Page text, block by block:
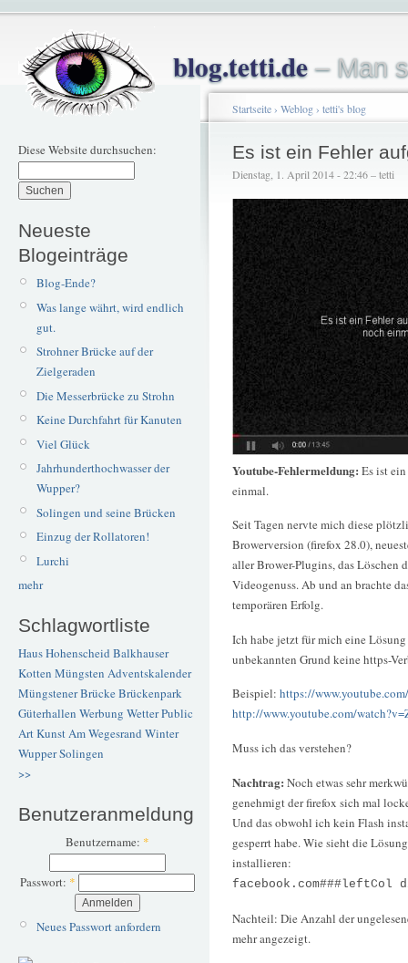
blog.tetti.de– Man
Diese Website durchsuchen:
Neueste
Blogeinträge
Blog-Ende?
Was lange währt, wird endlich
gut.
Strohner Brücke auf der
Zielgeraden
Die Messerbrücke zu Strohn
Keine Durchfahrt für Kanuten
Viel Glück
Jahrhunderthochwasser der
Wupper?
Solingen und seine Brücken
Einzug der Rollatoren!
Lurchi
mehr
Schlagwortliste
Haus Hohenscheid Balkhauser
Kotten Müngsten Adventskalender
Müngstener BrückeBrückenpark
Güterhallen Werbung WetterPublic
ArtKunstAm Wegesrand Winter
WupperSolingen
>>
Benutzeranmeldung
Benutzername: *
Passwort: *
Neues Passwort anfordern
Startseite› Weblog› tetti's blog
Es ist ein Fehler
Dienstag, 1. April 2014 - 22:46 – tetti
Youtube-Fehlermeldung: Es ist
einmal.
Seit Tagen nervte mich diese
Browerversion (firefox 28.0),
aller Brower-Plugins, das Löschen
Videogenuss. Ab und an brachte
temporären Erfolg.
Ich habe jetzt für mich eine
unbekannten Grund keine https-
Beispiel: https://
http://www.youtube.com/
Muss ich das verstehen?
Nachtrag: Noch etwas sehr
genehmigt der firefox sich mal
Und das obwohl ich kein Flash
gesperrt habe. Wie sieht die
installieren:
Nachteil: Die Anzahl der
mehr angezeigt.